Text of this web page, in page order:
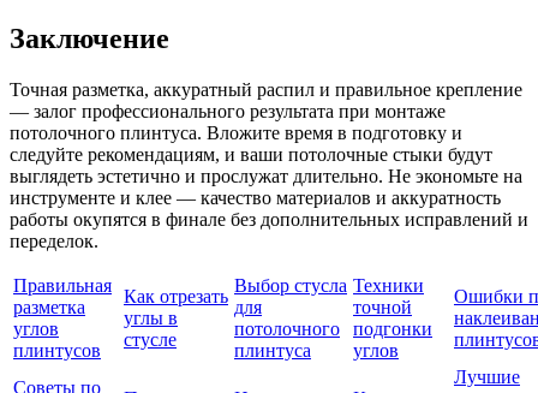
Заключение
Точная разметка, аккуратный распил и правильное крепление
— залог профессионального результата при монтаже
потолочного плинтуса. Вложите время в подготовку и
следуйте рекомендациям, и ваши потолочные стыки будут
выглядеть эстетично и прослужат длительно. Не экономьте на
инструменте и клее — качество материалов и аккуратность
работы окупятся в финале без дополнительных исправлений и
переделок.
Правильная
разметка
углов
плинтусов
Как отрезать
углы в
стусле
Выбор стусла
для
потолочного
плинтуса
Техники
точной
подгонки
углов
Ошибки
Советы по
Лучшие